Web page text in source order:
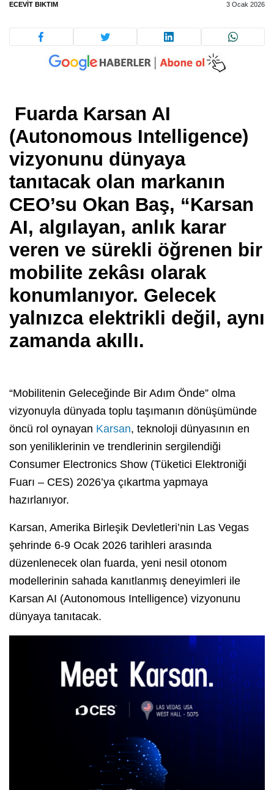
ECEVIT BIKTIM 3 Ocak 2026
Fuarda Karsan AI
(Autonomous Intelligence)
vizyonunu dünyaya
tanıtacak olan markanın
CEO’su Okan Baş, “Karsan
AI, algılayan, anlık karar
veren ve sürekli öğrenen bir
mobilite zekâsı olarak
konumlanıyor. Gelecek
yalnızca elektrikli değil, aynı
zamanda akıllı.
“Mobilitenin Geleceğinde Bir Adım Önde” olma
vizyonuyla dünyada toplu taşımanın dönüşümünde
öncü rol oynayan Karsan, teknoloji dünyasının en
son yeniliklerinin ve trendlerinin sergilendiği
Consumer Electronics Show (Tüketici Elektroniği
Fuarı – CES) 2026’ya çıkartma yapmaya
hazırlanıyor.
Karsan, Amerika Birleşik Devletleri’nin Las Vegas
şehrinde 6-9 Ocak 2026 tarihleri arasında
düzenlenecek olan fuarda, yeni nesil otonom
modellerinin sahada kanıtlanmış deneyimleri ile
Karsan AI (Autonomous Intelligence) vizyonunu
dünyaya tanıtacak.